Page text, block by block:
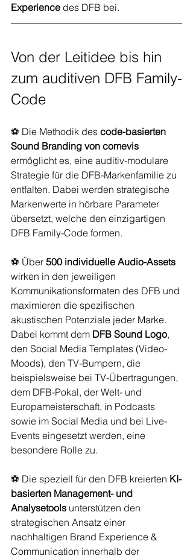
Experience des DFB bei.
Von der Leitidee bis hin
zum auditiven DFB Family-
Code
⚽ Die Methodik des code-basierten
Sound Branding von comevis
ermöglicht es, eine auditiv-modulare
Strategie für die DFB-Markenfamilie zu
entfalten. Dabei werden strategische
Markenwerte in hörbare Parameter
übersetzt, welche den einzigartigen
DFB Family-Code formen.
⚽ Über 500 individuelle Audio-Assets
wirken in den jeweiligen
Kommunikationsformaten des DFB und
maximieren die spezifischen
akustischen Potenziale jeder Marke.
Dabei kommt dem DFB Sound Logo,
den Social Media Templates (Video-
Moods), den TV-Bumpern, die
beispielsweise bei TV-Übertragungen,
dem DFB-Pokal, der Welt- und
Europameisterschaft, in Podcasts
sowie im Social Media und bei Live-
Events eingesetzt werden, eine
besondere Rolle zu.
⚽ Die speziell für den DFB kreierten KI-
basierten Management- und
Analysetools unterstützen den
strategischen Ansatz einer
nachhaltigen Brand Experience &
Communication innerhalb der